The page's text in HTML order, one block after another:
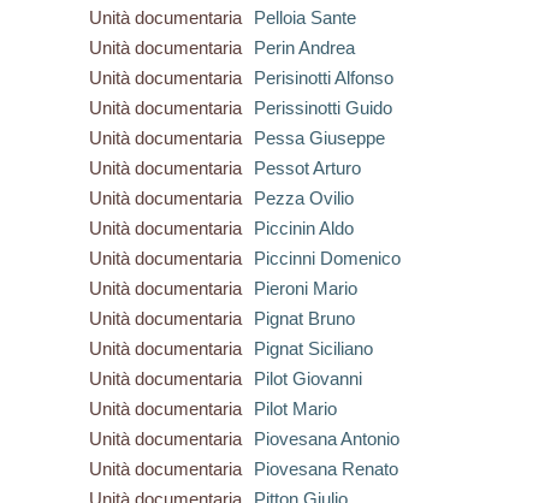
Unità documentaria
Pelloia Sante
Unità documentaria
Perin Andrea
Unità documentaria
Perisinotti Alfonso
Unità documentaria
Perissinotti Guido
Unità documentaria
Pessa Giuseppe
Unità documentaria
Pessot Arturo
Unità documentaria
Pezza Ovilio
Unità documentaria
Piccinin Aldo
Unità documentaria
Piccinni Domenico
Unità documentaria
Pieroni Mario
Unità documentaria
Pignat Bruno
Unità documentaria
Pignat Siciliano
Unità documentaria
Pilot Giovanni
Unità documentaria
Pilot Mario
Unità documentaria
Piovesana Antonio
Unità documentaria
Piovesana Renato